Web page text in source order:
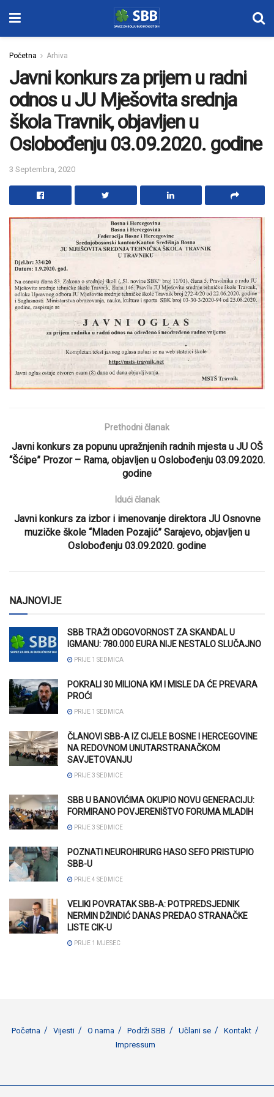
Početna Arhiva
Javni konkurs za prijem u radni
odnos u JU Mješovita srednja
škola Travnik, objavljen u
Oslobođenju 03.09.2020. godine
3 Septembra, 2020
Prethodni članak
Javni konkurs za popunu upražnjenih radnih mjesta u JU OŠ
“Šćipe” Prozor – Rama, objavljen u Oslobođenju 03.09.2020.
godine
Idući članak
Javni konkurs za izbor i imenovanje direktora JU Osnovne
muzičke škole “Mladen Pozajić” Sarajevo, objavljen u
Oslobođenju 03.09.2020. godine
NAJNOVIJE
SBB TRAŽI ODGOVORNOST ZA SKANDAL U
IGMANU: 780.000 EURA NIJE NESTALO SLUČAJNO
PRIJE 1 SEDMICA
POKRALI 30 MILIONA KM I MISLE DA ĆE PREVARA
PROĆI
PRIJE 1 SEDMICA
ČLANOVI SBB-A IZ CIJELE BOSNE I HERCEGOVINE
NA REDOVNOM UNUTARSTRANAČKOM
SAVJETOVANJU
PRIJE 3 SEDMICE
SBB U BANOVIĆIMA OKUPIO NOVU GENERACIJU:
FORMIRANO POVJERENIŠTVO FORUMA MLADIH
PRIJE 3 SEDMICE
POZNATI NEUROHIRURG HASO SEFO PRISTUPIO
SBB-U
PRIJE 4 SEDMICE
VELIKI POVRATAK SBB-A: POTPREDSJEDNIK
NERMIN DŽINDIĆ DANAS PREDAO STRANAČKE
LISTE CIK-U
PRIJE 1 MJESEC
Početna Vijesti O nama Podrži SBB Učlani se
Kontakt
Impressum